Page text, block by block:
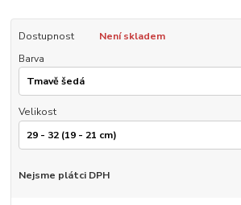
Dostupnost
Není skladem
Barva
Velikost
Nejsme plátci DPH